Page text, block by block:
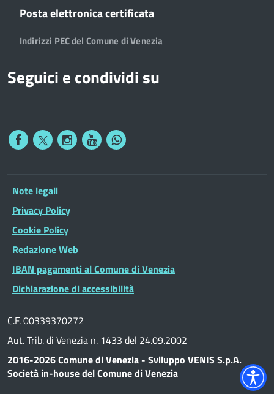
Posta elettronica certificata
Indirizzi PEC del Comune di Venezia
Seguici e condividi su
Note legali
Privacy Policy
Cookie Policy
Redazione Web
IBAN pagamenti al Comune di Venezia
Dichiarazione di accessibilità
C.F. 00339370272
Aut. Trib. di Venezia n. 1433 del 24.09.2002
2016-2026 Comune di Venezia - Sviluppo VENIS S.p.A.
Società in-house del Comune di Venezia